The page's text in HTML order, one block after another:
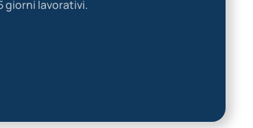
giorni lavorativi.